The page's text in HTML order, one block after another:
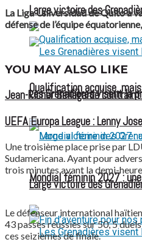
Qualification acquise,
Large victoire des
Large victoire des
Les Grenadières visent la
Mondial féminin 2027 :
La Liga Universidad de Quito a
défense de l’équipe
YOU MAY ALSO LIKE
Jean-Ricner Bellegarde
UEFA Europa League : Lenny
Une troisième place prise par
Sudamericana. Ayant pour
trois minutes avant la demi-
Le défenseur international
43 passes réussies sur 50, 5
ces seizièmes de finale.